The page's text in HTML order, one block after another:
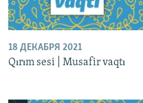
18 ДЕКАБРЯ 2021
Qırım sesi | Musafir vaqtı